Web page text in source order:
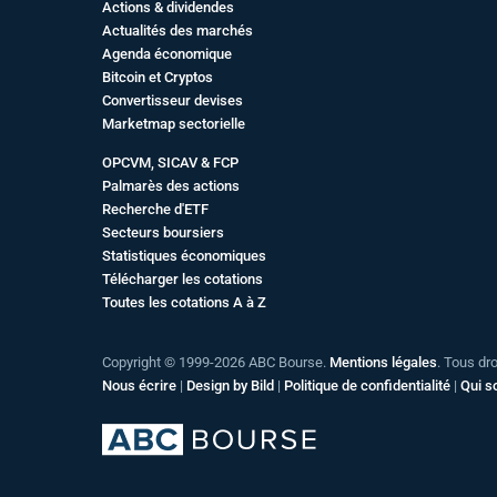
Actions & dividendes
Actualités des marchés
Agenda économique
Bitcoin et Cryptos
Convertisseur devises
Marketmap sectorielle
OPCVM, SICAV & FCP
Palmarès des actions
Recherche d'ETF
Secteurs boursiers
Statistiques économiques
Télécharger les cotations
Toutes les cotations A à Z
Copyright © 1999-2026 ABC Bourse. Mentions légales. Tous
Nous écrire | Design by Bild | Politique de confidentialité | Qui